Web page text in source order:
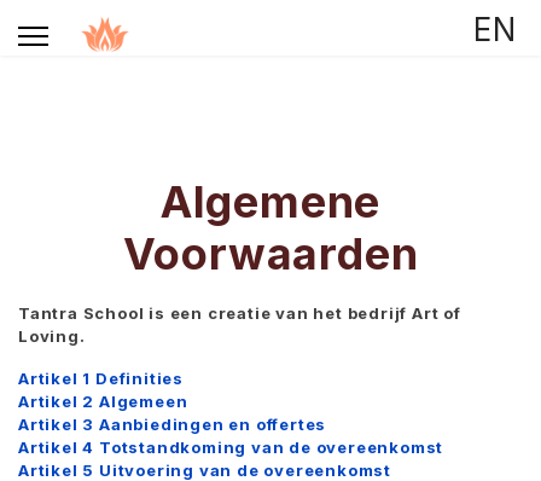
EN
Algemene
Voorwaarden
Tantra School is een creatie van het bedrijf Art of
Loving.
Artikel 1 Definities
Artikel 2 Algemeen
Artikel 3 Aanbiedingen en offertes
Artikel 4 Totstandkoming van de overeenkomst
Artikel 5 Uitvoering van de overeenkomst